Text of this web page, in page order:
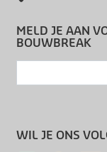
MELD JE AAN
BOUWBREAK
WIL JE ONS